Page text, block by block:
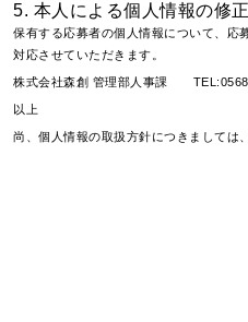
5. 本人による個人情報の修
保有する応募者の個人情報について、応
対応させていただきます。
株式会社森創 管理部人事課
以上
尚、個人情報の取扱方針につきましては